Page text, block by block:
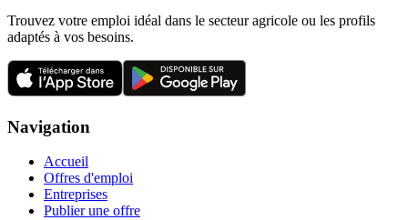
Trouvez votre emploi idéal dans le secteur agricole ou les profils
adaptés à vos besoins.
Navigation
Accueil
Offres d'emploi
Entreprises
Publier une offre